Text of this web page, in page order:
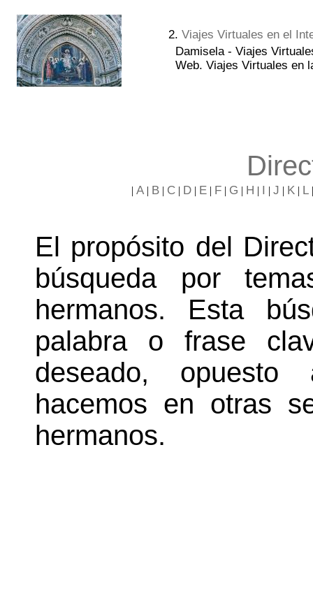
2. Viajes Virtuales en el
Damisela - Viajes
Web. Viajes Virtuales en
| A| B| C| D| E| F| G | H | I | J | K | L
El propósito del
búsqueda por
hermanos. Esta
palabra o frase
deseado,
hacemos en otras
hermanos.